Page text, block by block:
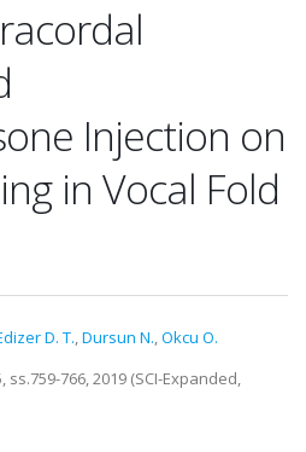
Injection on
in Vocal Fold
D. T.,Dursun N.,Okcu O.
ss.759-766, 2019 (SCI-Expanded,